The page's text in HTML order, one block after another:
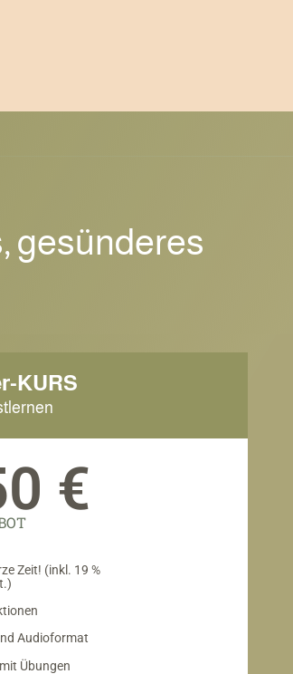
gesünderes
KURS
€
Zeit! (inkl. 19 %
Audioformat
Übungen